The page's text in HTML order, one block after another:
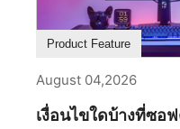
Product Feature
August 04,2026
เงื่อนไขใดบ้างที่ซอ